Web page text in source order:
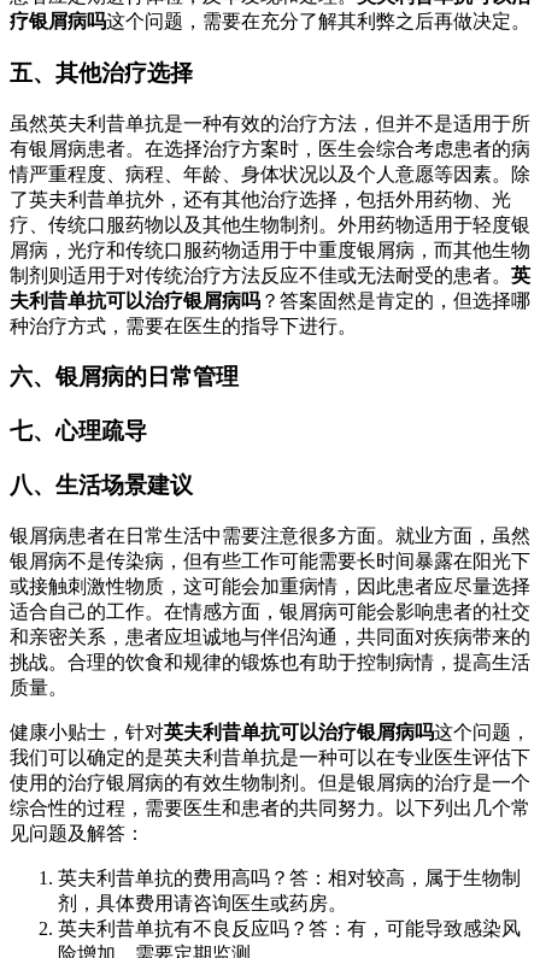
疗银屑病吗这个问题，需要在充分了解其利弊之后再做决定。
五、其他治疗选择
虽然英夫利昔单抗是一种有效的治疗方法，但并不是适用于所
有银屑病患者。在选择治疗方案时，医生会综合考虑患者的病
情严重程度、病程、年龄、身体状况以及个人意愿等因素。除
了英夫利昔单抗外，还有其他治疗选择，包括外用药物、光
疗、传统口服药物以及其他生物制剂。外用药物适用于轻度银
屑病，光疗和传统口服药物适用于中重度银屑病，而其他生物
制剂则适用于对传统治疗方法反应不佳或无法耐受的患者。 英
夫利昔单抗可以治疗银屑病吗 ？答案固然是肯定的，但选择哪
种治疗方式，需要在医生的指导下进行。
六、银屑病的日常管理
七、心理疏导
八、生活场景建议
银屑病患者在日常生活中需要注意很多方面。就业方面，虽然
银屑病不是传染病，但有些工作可能需要长时间暴露在阳光下
或接触刺激性物质，这可能会加重病情，因此患者应尽量选择
适合自己的工作。在情感方面，银屑病可能会影响患者的社交
和亲密关系，患者应坦诚地与伴侣沟通，共同面对疾病带来的
挑战。合理的饮食和规律的锻炼也有助于控制病情，提高生活
质量。
健康小贴士，针对英夫利昔单抗可以治疗银屑病吗这个问题，
我们可以确定的是英夫利昔单抗是一种可以在专业医生评估下
使用的治疗银屑病的有效生物制剂。但是银屑病的治疗是一个
综合性的过程，需要医生和患者的共同努力。以下列出几个常
见问题及解答：
英夫利昔单抗的费用高吗？答：相对较高，属于生物制
剂，具体费用请咨询医生或药房。
英夫利昔单抗有不良反应吗？答：有，可能导致感染风
险增加，需要定期监测。